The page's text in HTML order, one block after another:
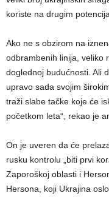
koriste na drugim
Ako ne s obzirom na
odbrambenih linija, veliko
doglednoj budućnosti. Ali
upravo sada svojim
traži slabe tačke koje će
početkom leta“, rekao je
On je uveren da će
rusku kontrolu „biti prvi
Zaporoškoj oblasti i
Hersona, koji Ukrajina